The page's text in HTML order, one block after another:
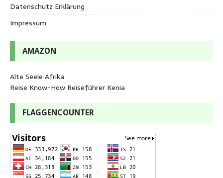
Datenschutz Erklärung
Impressum
AMAZON
Alte Seele Afrika
Reise Know-How Reiseführer Kenia
FLAGGENCOUNTER